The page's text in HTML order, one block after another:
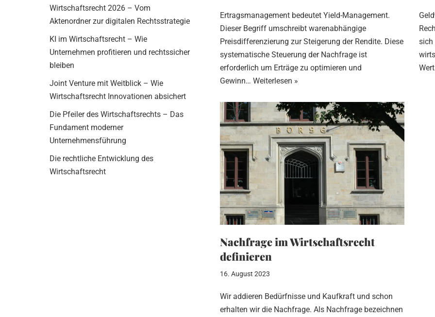
Wirtschaftsrecht 2026 – Vom
Aktenordner zur digitalen Rechtsstrategie
KI im Wirtschaftsrecht – Wie
Unternehmen profitieren und rechtssicher
bleiben
Joint Venture mit Weitblick – Wie
Wirtschaftsrecht Innovationen absichert
Die Pfeiler des Wirtschaftsrechts – Das
Fundament moderner
Unternehmensführung
Die rechtliche Entwicklung des
Wirtschaftsrecht
Ertragsmanagement bedeutet Yield-Management.
Dieser Begriff umschreibt warenabhängige
Preisdifferenzierung zur Steigerung der Rendite. Diese
systematische Steuerung der Nachfrage ist
erforderlich um Erträge zu optimieren und
Gewinn… Weiterlesen »
sich
Nachfrage im Wirtschaftsrecht
definieren
16. August 2023
Wir addieren Bedürfnisse und Kaufkraft und schon
erhalten wir die Nachfrage. Als Nachfrage bezeichnen